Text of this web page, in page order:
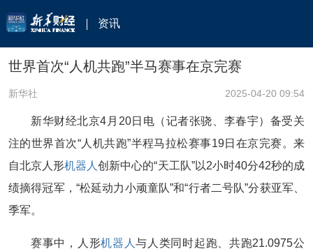
资讯
世界首次“人机共跑”半马赛事在京完赛
新华社 2025-04-20 09:54
新华财经北京4月20日电（记者张骁、李春宇）备受关
注的世界首次“人机共跑”半程马拉松赛事19日在京完赛。来
自北京人形机器人创新中心的“天工队”以2小时40分42秒的成
绩摘得冠军，“松延动力小顽童队”和“行者二号队”分获亚军、
季军。
赛事中，人形机器人与人类同时起跑、共跑21.0975公